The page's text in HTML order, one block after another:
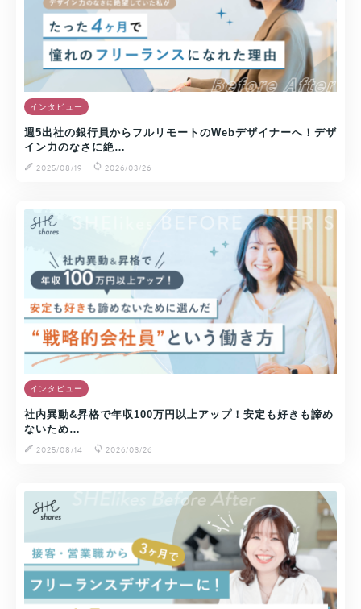
インタビュー
週5出社の銀行員からフルリモートのWebデザイナーへ！デザ
イン力のなさに絶…
2025/08/19
2026/03/26
インタビュー
社内異動&昇格で年収100万円以上アップ！安定も好きも諦め
ないため…
2025/08/14
2026/03/26